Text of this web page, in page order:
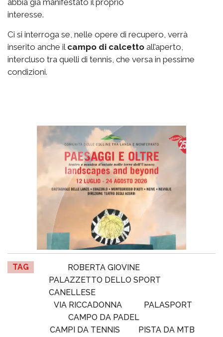
abbia già manifestato il proprio
interesse.
Ci si interroga se, nelle opere di recupero, verrà
inserito anche il campo di calcetto all’aperto,
intercluso tra quelli di tennis, che versa in pessime
condizioni.
TAG
ROBERTA GIOVINE
PALAZZETTO DELLO SPORT
CANELLESE
VIA RICCADONNA
PALASPORT
CAMPO DA PADEL
CAMPI DA TENNIS
PISTA DA MTB